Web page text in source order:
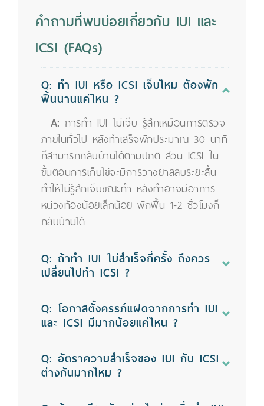
คำถามที่พบบ่อยเกี่ยวกับ IUI และ
ICSI (FAQs)
Q: ทำ IUI หรือ ICSI เจ็บไหม ต้องพัก
ฟื้นนานแค่ไหน ?
A: การทำ IUI ไม่เจ็บ รู้สึกเหมือนการตรวจ
ภายในทั่วไป หลังทำเสร็จพักประมาณ 30 นาที
ก็สามารถกลับบ้านได้ตามปกติ ส่วน ICSI ใน
ขั้นตอนการเก็บไข่จะมีการวางยาสลบระยะสั้น
ทำให้ไม่รู้สึกเจ็บขณะทำ หลังทำอาจมีอาการ
หน่วงท้องน้อยเล็กน้อย พักฟื้น 1-2 ชั่วโมงก็
กลับบ้านได้
Q: ถ้าทำ IUI ไม่สำเร็จกี่ครั้ง ถึงควร
เปลี่ยนไปทำ ICSI ?
Q: โอกาสตั้งครรภ์แฝดจากการทำ IUI
และ ICSI มีมากน้อยแค่ไหน ?
Q: อัตราความสำเร็จของ IUI กับ ICSI
ต่างกันมากไหม ?